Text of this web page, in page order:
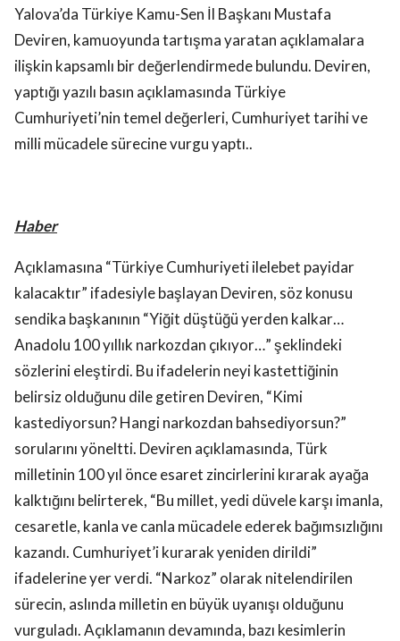
Yalova’da Türkiye Kamu-Sen İl Başkanı Mustafa
Deviren, kamuoyunda tartışma yaratan açıklamalara
ilişkin kapsamlı bir değerlendirmede bulundu. Deviren,
yaptığı yazılı basın açıklamasında Türkiye
Cumhuriyeti’nin temel değerleri, Cumhuriyet tarihi ve
milli mücadele sürecine vurgu yaptı..
Haber
Açıklamasına “Türkiye Cumhuriyeti ilelebet payidar
kalacaktır” ifadesiyle başlayan Deviren, söz konusu
sendika başkanının “Yiğit düştüğü yerden kalkar…
Anadolu 100 yıllık narkozdan çıkıyor…” şeklindeki
sözlerini eleştirdi. Bu ifadelerin neyi kastettiğinin
belirsiz olduğunu dile getiren Deviren, “Kimi
kastediyorsun? Hangi narkozdan bahsediyorsun?”
sorularını yöneltti. Deviren açıklamasında, Türk
milletinin 100 yıl önce esaret zincirlerini kırarak ayağa
kalktığını belirterek, “Bu millet, yedi düvele karşı imanla,
cesaretle, kanla ve canla mücadele ederek bağımsızlığını
kazandı. Cumhuriyet’i kurarak yeniden dirildi”
ifadelerine yer verdi. “Narkoz” olarak nitelendirilen
sürecin, aslında milletin en büyük uyanışı olduğunu
vurguladı. Açıklamanın devamında, bazı kesimlerin